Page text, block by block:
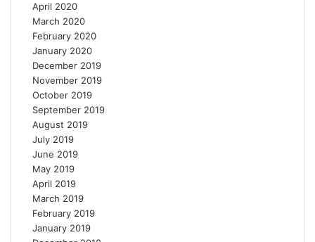
April 2020
March 2020
February 2020
January 2020
December 2019
November 2019
October 2019
September 2019
August 2019
July 2019
June 2019
May 2019
April 2019
March 2019
February 2019
January 2019